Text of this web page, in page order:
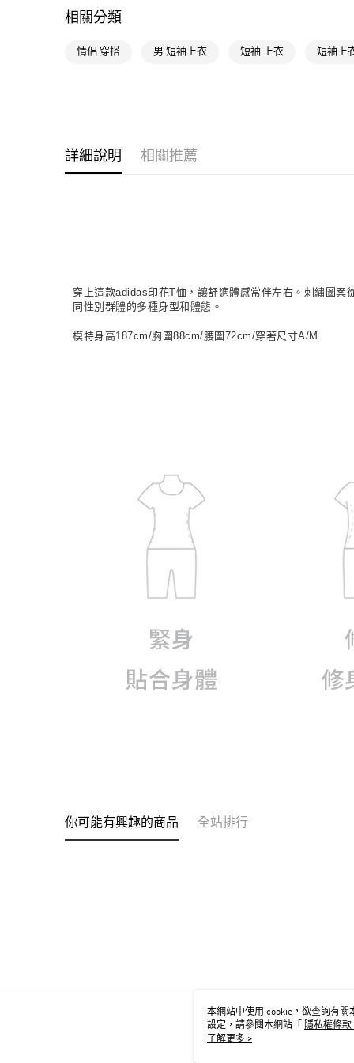
相關分類
情侶 穿搭 男 短袖上衣 短袖 上衣 短袖上
詳細說明 相關推薦
穿上這款adidas印花T恤，讓舒適體感常伴左右。刺繡圖
同性別群體的多種身型和體態。
模特身高187cm/胸圍88cm/腰圍72cm/穿著尺寸A/M
你可能有興趣的商品 全站排行
本網站中使用 cookie，欲查詢有關
設定，請參閱本網站「
隱私權條款
用 cookie。
了解更多 >